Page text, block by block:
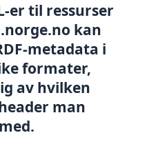
er til ressurser
kan
metadata i
formater,
av hvilken
man